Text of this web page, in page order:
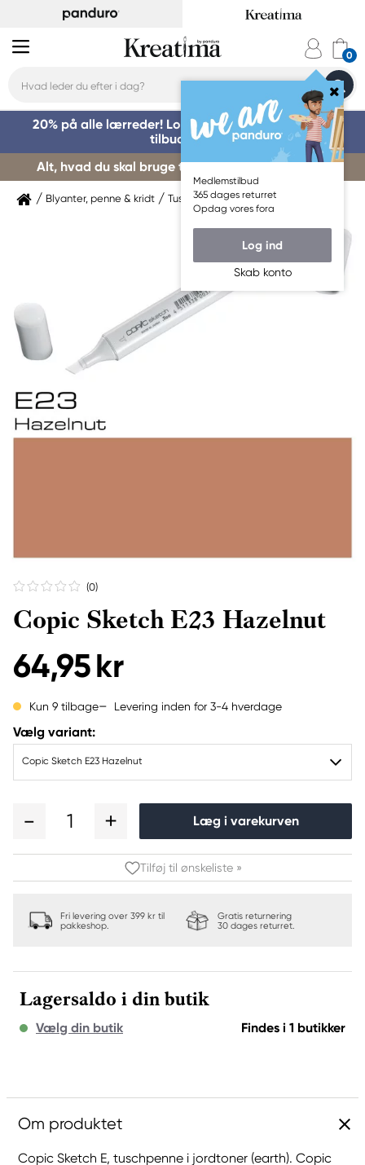
Medlemstilbud
365 dages returret
Opdag vores fora
Log ind
Skab konto
20% på alle lærreder! Log på for at benytte dig af
tilbuddet »
Alt, hvad du skal bruge til kursusstart – køb her »
Blyanter, penne & kridt Tuschpenne & markers
(0)
Copic Sketch E23 Hazelnut
64,95 kr
Kun 9 tilbage Levering inden for 3-4 hverdage
Vælg variant:
Copic Sketch E23 Hazelnut
1 Læg i varekurven
Tilføj til ønskeliste »
Fri levering over 399 kr til
pakkeshop.
Gratis returnering
30 dages returret.
Lagersaldo i din butik
Vælg din butik Findes i 1 butikker
Om produktet
Copic Sketch E, tuschpenne i jordtoner (earth). Copic